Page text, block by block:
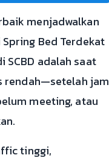
menjadwalkan
Spring Bed Terdekat
SCBD adalah saat
rendah—setelah jam
meeting, atau
tinggi,